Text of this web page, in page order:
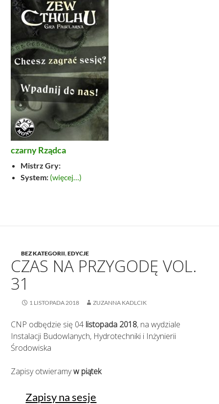
czarny Rządca
Mistrz Gry:
System: (więcej…)
BEZ KATEGORII,EDYCJE
CZAS NA PRZYGODĘ VOL.
31
1 LISTOPADA 2018 ZUZANNA KADLCIK
CNP odbędzie się 04 listopada 2018, na wydziale
Instalacji Budowlanych, Hydrotechniki i Inżynierii
Środowiska
Zapisy otwieramyw piątek
Zapisy na sesje